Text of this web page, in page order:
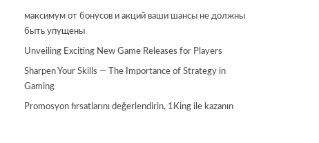
максимум от бонусов и акций ваши шансы не должны
быть упущены
Unveiling Exciting New Game Releases for Players
Sharpen Your Skills — The Importance of Strategy in
Gaming
Promosyon fırsatlarını değerlendirin, 1King ile kazanın